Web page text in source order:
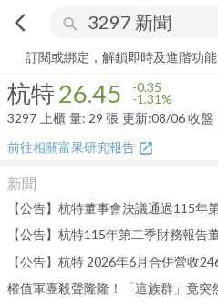
arrow_back_ios search
杭特 26.45-1.31%
訂閱或綁定，解鎖即時及進階功能
杭特26.45 -0.35
-1.31%
3297 上櫃 量: 29 張 更新:08/06 收盤
前往相關富果研究報告 open_in_new
新聞
【公告】杭特董事會決議通過115年